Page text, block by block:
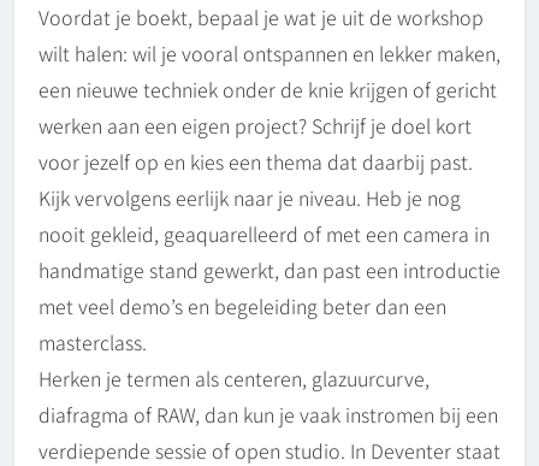
Voordat je boekt, bepaal je wat je uit de workshop
wilt halen: wil je vooral ontspannen en lekker maken,
een nieuwe techniek onder de knie krijgen of gericht
werken aan een eigen project? Schrijf je doel kort
voor jezelf op en kies een thema dat daarbij past.
Kijk vervolgens eerlijk naar je niveau. Heb je nog
nooit gekleid, geaquarelleerd of met een camera in
handmatige stand gewerkt, dan past een introductie
met veel demo’s en begeleiding beter dan een
masterclass.
Herken je termen als centeren, glazuurcurve,
diafragma of RAW, dan kun je vaak instromen bij een
verdiepende sessie of open studio. In Deventer staat